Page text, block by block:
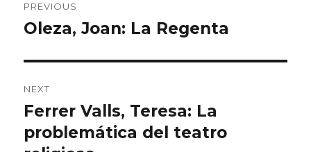
navigation
PREVIOUS
Previous
Oleza, Joan: La Regenta
NEXT
Next
post:
Ferrer Valls, Teresa: La
problemática del teatro